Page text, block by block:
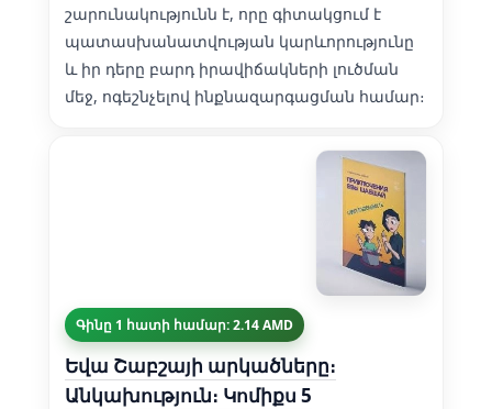
շարունակությունն է, որը գիտակցում է
պատասխանատվության կարևորությունը
և իր դերը բարդ իրավիճակների լուծման
մեջ, ոգեշնչելով ինքնազարգացման համար։
Գինը 1 հատի համար: 2.14 AMD
Եվա Շաբշայի արկածները։
Անկախություն։ Կոմիքս 5